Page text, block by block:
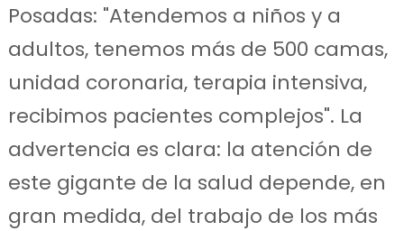
Posadas: "Atendemos a niños y a
adultos, tenemos más de 500 camas,
unidad coronaria, terapia intensiva,
recibimos pacientes complejos". La
advertencia es clara: la atención de
este gigante de la salud depende, en
gran medida, del trabajo de los más